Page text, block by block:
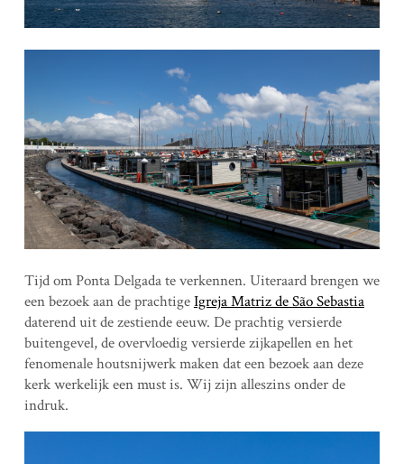
Tijd om Ponta Delgada te verkennen. Uiteraard brengen we
een bezoek aan de prachtigeIgreja Matriz de São Sebastia
daterend uit de zestiende eeuw. De prachtig versierde
buitengevel, de overvloedig versierde zijkapellen en het
fenomenale houtsnijwerk maken dat een bezoek aan deze
kerk werkelijk een must is. Wij zijn alleszins onder de
indruk.